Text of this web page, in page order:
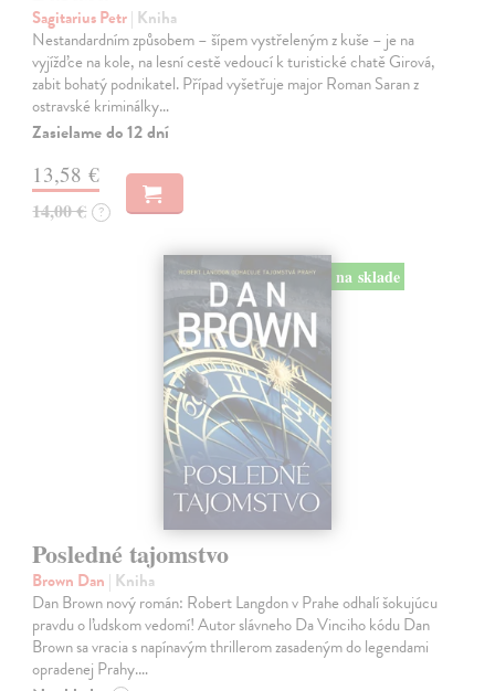
Sagitarius Petr| Kniha
Nestandardním způsobem – šípem vystřeleným z kuše – je na
vyjížďce na kole, na lesní cestě vedoucí k turistické chatě Girová,
zabit bohatý podnikatel. Případ vyšetřuje major Roman Saran z
ostravské kriminálky…
Zasielame do 12 dní
13,58 €
14,00 € ?
na sklade
Posledné tajomstvo
Brown Dan | Kniha
Dan Brown nový román: Robert Langdon v Prahe odhalí šokujúcu
pravdu o ľudskom vedomí! Autor slávneho Da Vinciho kódu Dan
Brown sa vracia s napínavým thrillerom zasadeným do legendami
opradenej Prahy.…